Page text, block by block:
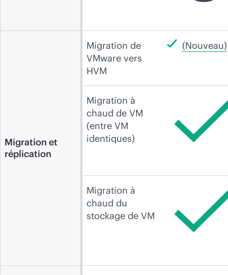
Migration et
réplication
Migration de
VMware vers
HVM
(Nouveau)
Migration à
chaud de VM
(entre VM
identiques)
Migration à
chaud du
stockage de VM